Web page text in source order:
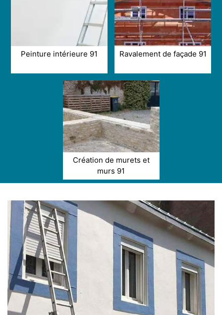
Peinture intérieure 91 Ravalement de façade 91
Création de murets et
murs 91